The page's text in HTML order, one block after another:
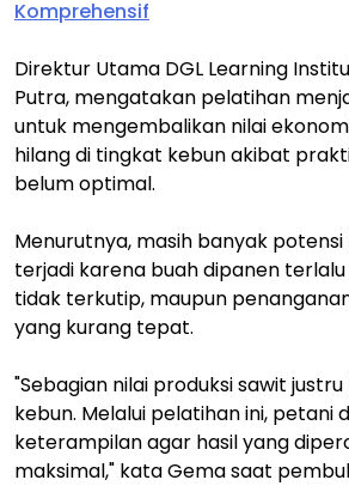
Komprehensif
Direktur Utama DGL Learning
Putra, mengatakan pelatihan
untuk mengembalikan nilai
hilang di tingkat kebun akibat
belum optimal.
Menurutnya, masih banyak
terjadi karena buah dipanen
tidak terkutip, maupun
yang kurang tepat.
"Sebagian nilai produksi sawit
kebun. Melalui pelatihan ini, petani
keterampilan agar hasil yang
maksimal," kata Gema saat